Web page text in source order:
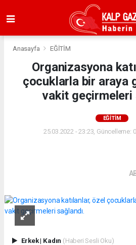
Anasayfa EĞİTİM
Organizasyona
çocuklarla bir araya
vakit geçirmeleri
EĞİTİM
25.03.2022 - 23:23, Güncelleme:
Erkek| Kadın (Haberi Sesli Oku)